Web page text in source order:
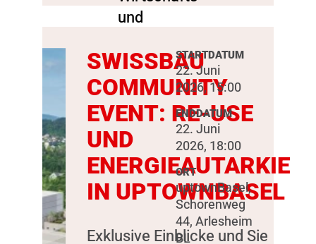
SWISSBAU
COMMUNITY
EVENT: RE-USE
UND
ENERGIEAUTARKIE
IN UPTOWNBASEL
Exklusive Einblicke und Sie
STARTDATUM
22. Juni
2026, 15:00
ENDDATUM
22. Juni
2026, 18:00
ORT
uptownBasel,
Schorenweg
44, Arlesheim
BL